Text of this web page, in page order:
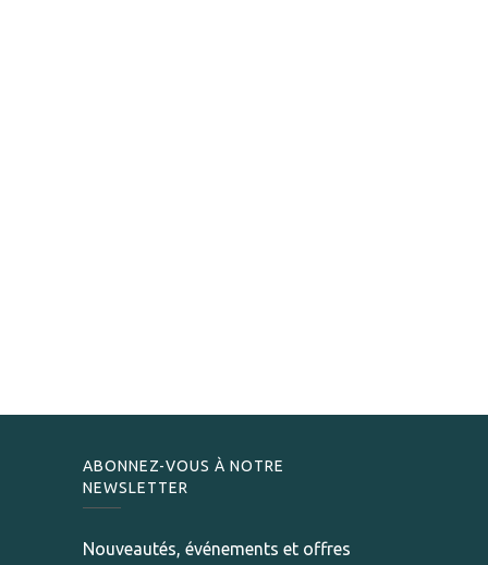
ABONNEZ-VOUS À NOTRE
NEWSLETTER
Nouveautés, événements et offres